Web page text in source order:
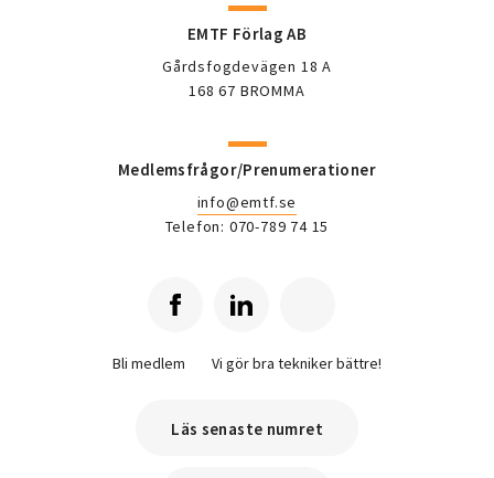
EMTF Förlag AB
Gårdsfogdevägen 18 A
168 67 BROMMA
Medlemsfrågor/Prenumerationer
info@emtf.se
Telefon: 070-789 74 15
Bli medlem Vi gör bra tekniker bättre!
Läs senaste numret